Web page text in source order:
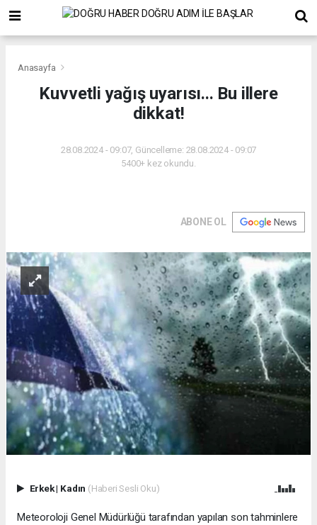
Anasayfa
Kuvvetli yağış uyarısı... Bu illere
dikkat!
28.08.2024 - 09:07, Güncelleme: 28.08.2024 - 09:07
5400+ kez okundu.
ABONE OL
Erkek| Kadın (Haberi Sesli Oku)
Meteoroloji Genel Müdürlüğü tarafından yapılan son tahminlere